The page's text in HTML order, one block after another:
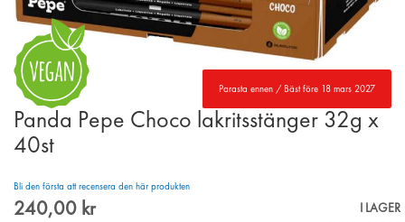
Parasta ennen / Bäst före 18 mars 2027
Skip
the
of
the
Panda Pepe Choco lakritsstänger 32g x
40st
Bli den första att recensera den här produkten
240,00 kr
I LAGER